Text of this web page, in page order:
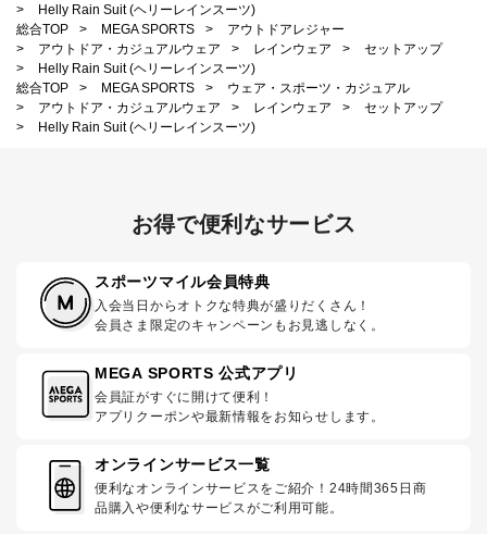
>
Helly Rain Suit (ヘリーレインスーツ)
総合TOP
> MEGA SPORTS >
アウトドアレジャー
>
アウトドア・カジュアルウェア > レインウェア >
セットアップ
>
Helly Rain Suit (ヘリーレインスーツ)
総合TOP
> MEGA SPORTS >
ウェア・スポーツ・カジュアル
>
アウトドア・カジュアルウェア > レインウェア >
セットアップ
>
Helly Rain Suit (ヘリーレインスーツ)
お得で便利なサービス
スポーツマイル会員特典
入会当日からオトクな特典が盛りだくさん！
会員さま限定のキャンペーンもお見逃しなく。
MEGA SPORTS 公式アプリ
会員証がすぐに開けて便利！
アプリクーポンや最新情報をお知らせします。
オンラインサービス一覧
便利なオンラインサービスをご紹介！24時間365日商
品購入や便利なサービスがご利用可能。